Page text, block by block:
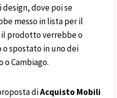
dove poi se
messo in lista per il
prodotto verrebbe o
spostato in uno dei
o Cambiago.
diAcquisto Mobili